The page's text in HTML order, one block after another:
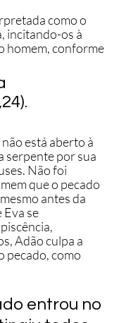
como o
incitando-os à
homem, conforme
está aberto à
serpente por sua
Não foi
que o pecado
antes da
se
Adão culpa a
pecado, como
entrou no